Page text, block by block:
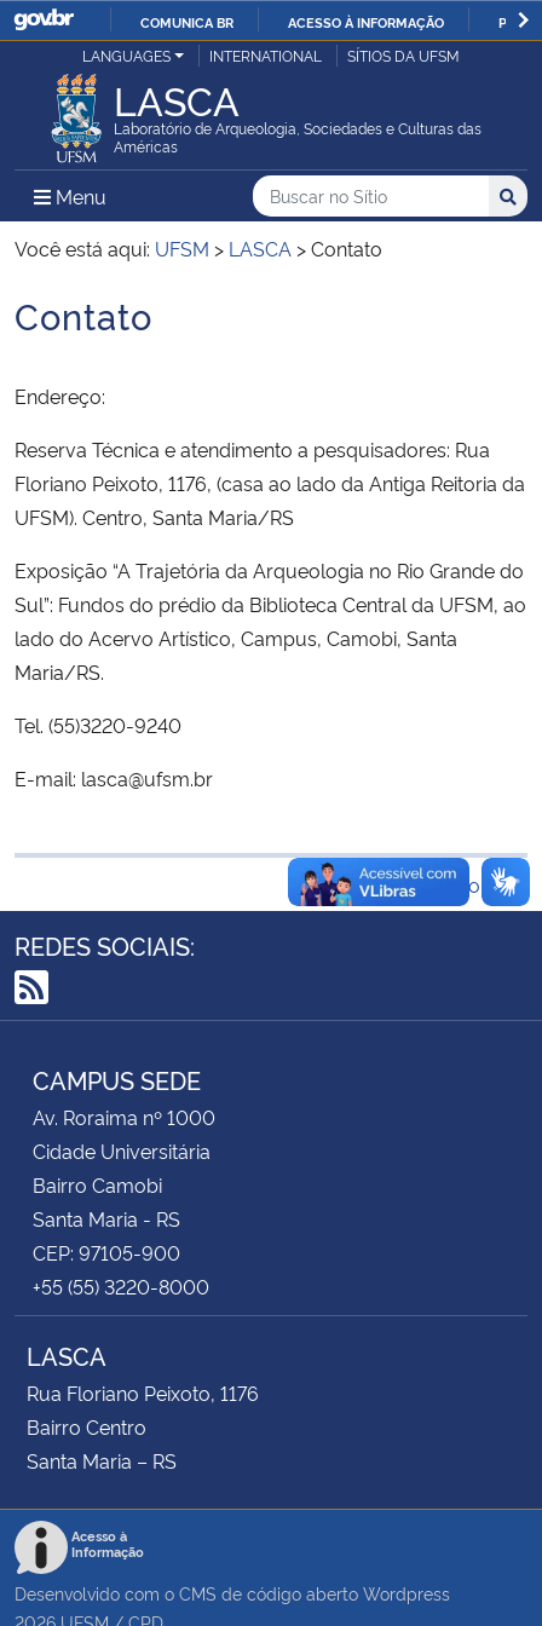
IR
O
COMUNICA BR ACESSO À INFORMAÇÃO
Ministério da Justiça e Segurança Pública
Ministério da Defesa
Ministério das Relações Exteriores
Ministério da Economia
Ministério da Educação
Ministério da Cidadania
Ministério do Desenvolvimento Regional
Controladoria-Geral da União
Ministério da Mulher, da Família e dos Direitos Humanos
Gabinete de Segurança Institucional
Banco Central do Brasil
Planalto
LANGUAGES INTERNATIONAL SÍTIOS DA UFSM
LASCA
Laboratório de Arqueologia, Sociedades e Culturas das
Américas
Menu Menu Principal do Sítio
Busca
Buscar no no Sítio
Busca:
Você está aqui: UFSM > LASCA >Contato
Início do conteúdo
Contato
Endereço:
Reserva Técnica e atendimento a pesquisadores: Rua
Floriano Peixoto, 1176, (casa ao lado da Antiga Reitoria da
UFSM). Centro, Santa Maria/RS
Exposição “A Trajetória da Arqueologia no Rio Grande do
Sul”: Fundos do prédio da Biblioteca Central da UFSM, ao
lado do Acervo Artístico, Campus, Camobi, Santa
Maria/RS.
Tel. (55)3220-9240
E-mail: lasca@ufsm.br
Voltar ao topo
REDES SOCIAIS:
RSS
CAMPUS SEDE
Av. Roraima nº 1000
Cidade Universitária
Bairro Camobi
Santa Maria - RS
CEP: 97105-900
+55 (55) 3220-8000
LASCA
Rua Floriano Peixoto, 1176
Bairro Centro
Santa Maria – RS
Acesso à
Informação
Desenvolvido com o CMS de código aberto Wordpress
2026 UFSM / CPD